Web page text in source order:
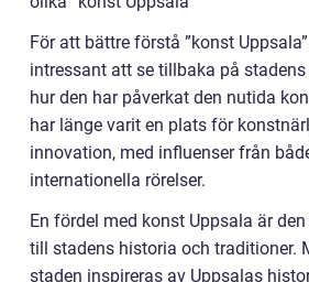
För att bättre förstå ”konst
intressant att se tillbaka på
hur den har påverkat den nutida
har länge varit en plats för
innovation, med influenser från
internationella rörelser.
En fördel med konst Uppsala är
till stadens historia och traditioner.
staden inspireras av Uppsalas